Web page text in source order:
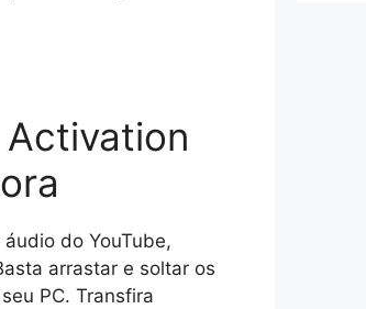
Activation
do YouTube,
arrastar e soltar os
PC. Transfira